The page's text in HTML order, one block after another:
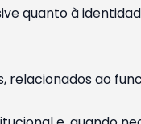
quanto à
ao